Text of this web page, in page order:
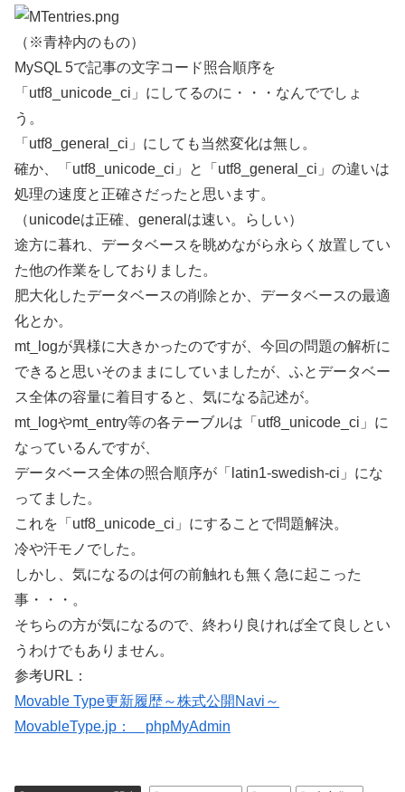
（※青枠内のもの）
MySQL 5で記事の文字コード照合順序を
「utf8_unicode_ci」にしてるのに・・・なんででしょ
う。
「utf8_general_ci」にしても当然変化は無し。
確か、「utf8_unicode_ci」と「utf8_general_ci」の違いは
処理の速度と正確さだったと思います。
（unicodeは正確、generalは速い。らしい）
途方に暮れ、データベースを眺めながら永らく放置してい
た他の作業をしておりました。
肥大化したデータベースの削除とか、データベースの最適
化とか。
mt_logが異様に大きかったのですが、今回の問題の解析に
できると思いそのままにしていましたが、ふとデータベー
ス全体の容量に着目すると、気になる記述が。
mt_logやmt_entry等の各テーブルは「utf8_unicode_ci」に
なっているんですが、
データベース全体の照合順序が「latin1-swedish-ci」にな
ってました。
これを「utf8_unicode_ci」にすることで問題解決。
冷や汗モノでした。
しかし、気になるのは何の前触れも無く急に起こった
事・・・。
そちらの方が気になるので、終わり良ければ全て良しとい
うわけでもありません。
参考URL：
Movable Type更新履歴～株式公開Navi～
MovableType.jp： phpMyAdmin